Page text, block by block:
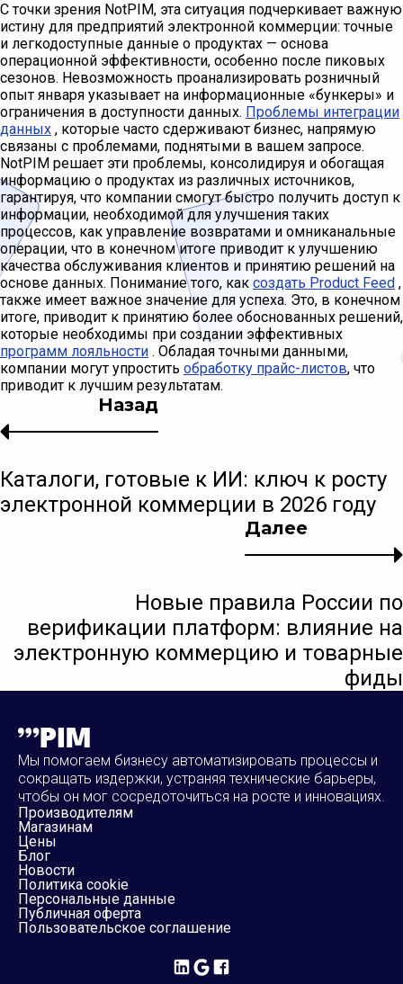
С точки зрения NotPIM, эта ситуация подчеркивает важную
истину для предприятий электронной коммерции: точные
и легкодоступные данные о продуктах — основа
операционной эффективности, особенно после пиковых
сезонов. Невозможность проанализировать розничный
опыт января указывает на информационные «бункеры» и
ограничения в доступности данных. Проблемы интеграции
данных , которые часто сдерживают бизнес, напрямую
связаны с проблемами, поднятыми в вашем запросе.
NotPIM решает эти проблемы, консолидируя и обогащая
информацию о продуктах из различных источников,
гарантируя, что компании смогут быстро получить доступ к
информации, необходимой для улучшения таких
процессов, как управление возвратами и омниканальные
операции, что в конечном итоге приводит к улучшению
качества обслуживания клиентов и принятию решений на
основе данных. Понимание того, как создать Product Feed ,
также имеет важное значение для успеха. Это, в конечном
итоге, приводит к принятию более обоснованных решений,
которые необходимы при создании эффективных
программ лояльности . Обладая точными данными,
компании могут упростить обработку прайс-листов, что
приводит к лучшим результатам.
Далее
Новые правила России по
верификации платформ: влияние на
электронную коммерцию и товарные
фиды
Назад
Каталоги, готовые к ИИ: ключ к росту
электронной коммерции в 2026 году
Мы помогаем бизнесу автоматизировать процессы и
сокращать издержки, устраняя технические барьеры,
чтобы он мог сосредоточиться на росте и инновациях.
Производителям
Магазинам
Цены
Блог
Новости
Политика cookie
Персональные данные
Публичная оферта
Пользовательское соглашение